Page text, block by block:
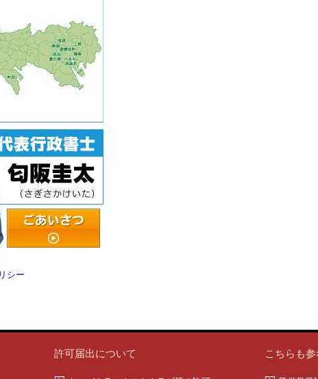
シー
許可届出について こちらも